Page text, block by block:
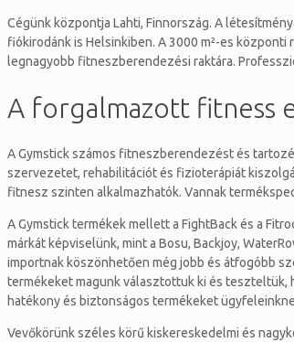
Cégünk központja Lahti, Finnország. A
fiókirodánk is Helsinkiben. A 3000 m²-es
legnagyobb fitneszberendezési raktára.
A forgalmazott fitness
A Gymstick számos fitneszberendezést és
szervezetet, rehabilitációt és fizioterápiát
fitnesz szinten alkalmazhatók. Vannak
A Gymstick termékek mellett a FightBack és a
márkát képviselünk, mint a Bosu, Backjoy,
importnak köszönhetően még jobb és átfogóbb
termékeket magunk választottuk ki és teszteltük,
hatékony és biztonságos termékeket
Vevőkörünk széles körű kiskereskedelmi és